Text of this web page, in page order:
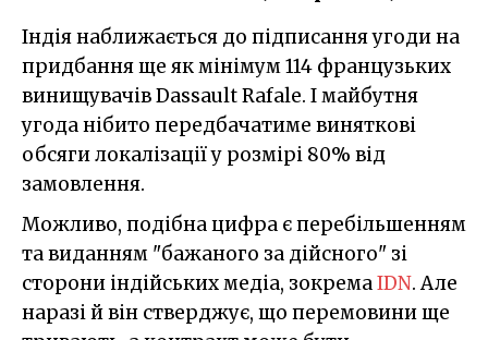
Індія наближається до підписання угоди на
придбання ще як мінімум 114 французьких
винищувачів Dassault Rafale. І майбутня
угода нібито передбачатиме виняткові
обсяги локалізації у розмірі 80% від
замовлення.
Можливо, подібна цифра є перебільшенням
та виданням "бажаного за дійсного" зі
сторони індійських медіа, зокремаIDN. Але
наразі й він стверджує, що перемовини ще